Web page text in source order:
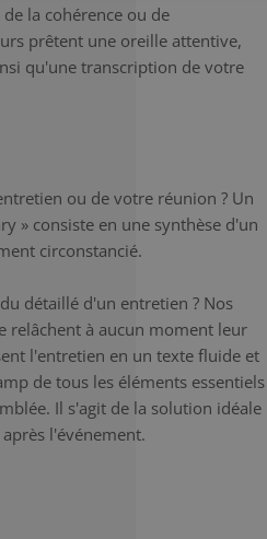
la cohérence ou de
prêtent une oreille attentive,
qu'une transcription de votre
ou de votre réunion ? Un
» consiste en une synthèse d'un
circonstancié.
détaillé d'un entretien ? Nos
relâchent à aucun moment leur
l'entretien en un texte fluide et
de tous les éléments essentiels
Il s'agit de la solution idéale
l'événement.